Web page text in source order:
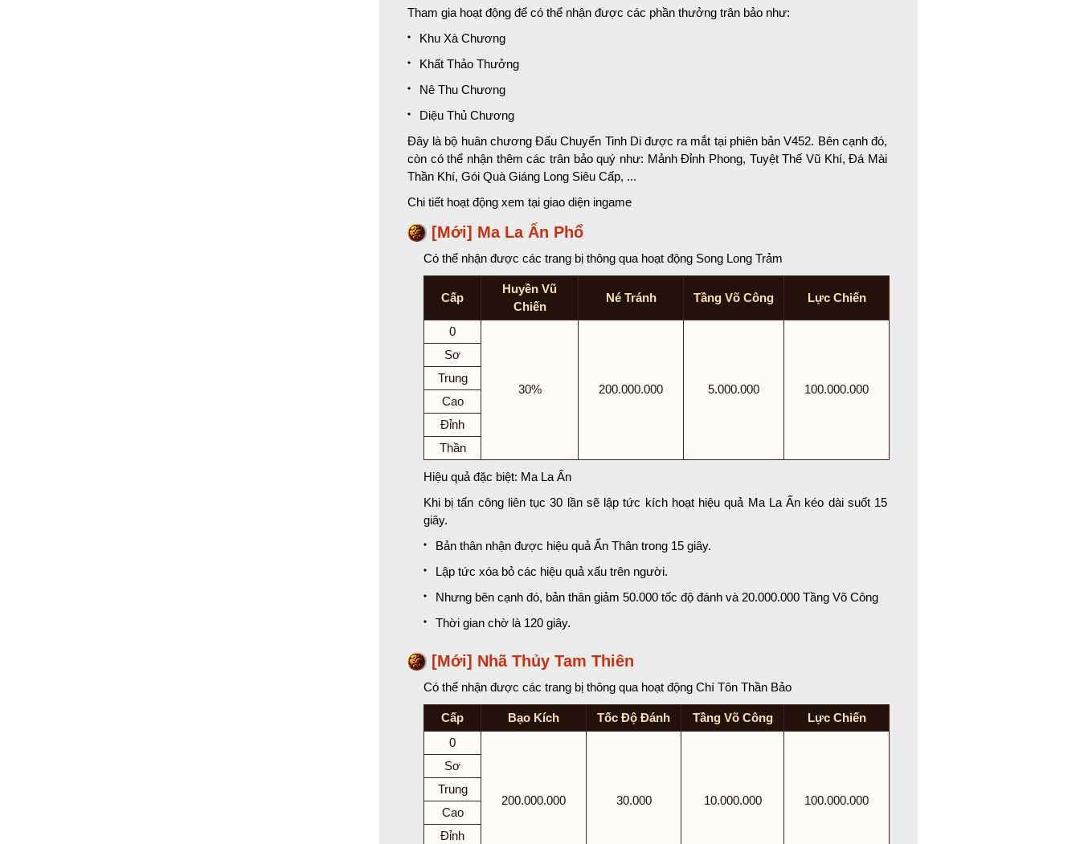
Tham gia hoạt động để có thể nhận được các phần thưởng trân bảo như:
Khu Xà Chương
Khất Thảo Thưởng
Nê Thu Chương
Diệu Thủ Chương
Đây là bộ huân chương Đấu Chuyển Tinh Di được ra mắt tại phiên bản V452. Bên cạnh đó,
còn có thể nhận thêm các trân bảo quý như: Mảnh Đỉnh Phong, Tuyệt Thế Vũ Khí, Đá Mài
Thần Khí, Gói Quà Giáng Long Siêu Cấp, ...
Chi tiết hoạt động xem tại giao diện ingame
[Mới] Ma La Ấn Phổ
Có thể nhận được các trang bị thông qua hoạt động Song Long Trảm
Cấp
Huyền Vũ
Chiến
Né Tránh Tầng Võ Công Lực Chiến
0
30% 200.000.000 5.000.000 100.000.000
Sơ
Trung
Cao
Đỉnh
Thần
Hiệu quả đặc biệt: Ma La Ấn
Khi bị tấn công liên tục 30 lần sẽ lập tức kích hoạt hiệu quả Ma La Ấn kéo dài suốt 15
giây.
Bản thân nhận được hiệu quả Ẩn Thân trong 15 giây.
Lập tức xóa bỏ các hiệu quả xấu trên người.
Nhưng bên cạnh đó, bản thân giảm 50.000 tốc độ đánh và 20.000.000 Tầng Võ Công
Thời gian chờ là 120 giây.
[Mới] Nhã Thủy Tam Thiên
Có thể nhận được các trang bị thông qua hoạt động Chí Tôn Thần Bảo
Cấp Bạo Kích Tốc Độ Đánh Tầng Võ Công
Lực Chiến
0
200.000.000 30.000 10.000.000 100.000.000
Sơ
Trung
Cao
Đỉnh